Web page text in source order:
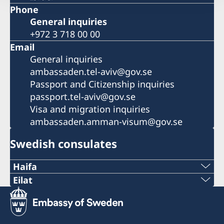
Phone
General inquiries
+972 3 718 00 00
Email
General inquiries
ambassaden.tel-aviv@gov.se
Passport and Citizenship inquiries
passport.tel-aviv@gov.se
Visa and migration inquiries
ambassaden.amman-visum@gov.se
Swedish consulates
Haifa
Phone 1
+972 4 864 31 62
Eilat
Phone
+972 (0)8 6348038